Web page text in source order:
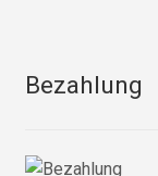
Bezahlung